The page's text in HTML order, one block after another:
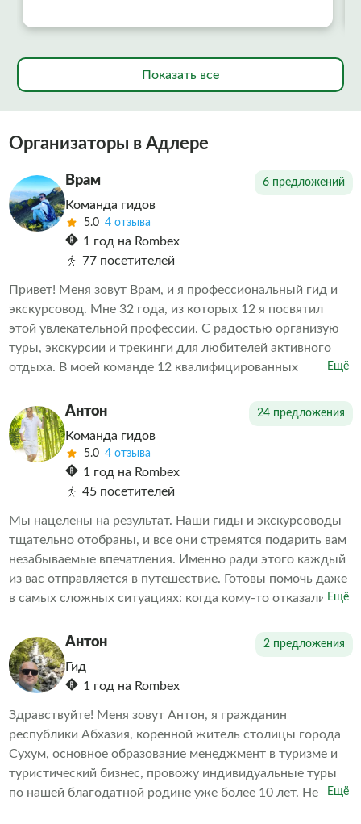
Показать все
Организаторы в Адлере
Врам 6 предложений
Команда гидов
5.0 4 отзыва
1 год на Rombex
77 посетителей
Привет! Меня зовут Врам, и я профессиональный гид и
экскурсовод. Мне 32 года, из которых 12 я посвятил
этой увлекательной профессии. С радостью организую
туры, экскурсии и трекинги для любителей активного
отдыха. В моей команде 12 квалифицированных
профессионал своего дела. Буду рад видеть вас среди
своих клиентов!
Ещё
Антон 24 предложения
Команда гидов
5.0 4 отзыва
1 год на Rombex
45 посетителей
Мы нацелены на результат. Наши гиды и экскурсоводы
тщательно отобраны, и все они стремятся подарить вам
незабываемые впечатления. Именно ради этого каждый
из вас отправляется в путешествие. Готовы помочь даже
в самых сложных ситуациях: когда кому-то отказали в
впечатления от проведенных экскурсий другими
организаторами. Делаем всё возможное, чтобы наши
клиенты остались довольны. А дальше выбор за вами
Ещё
Антон 2 предложения
Гид
1 год на Rombex
Здравствуйте! Меня зовут Антон, я гражданин
республики Абхазия, коренной житель столицы города
Сухум, основное образование менеджмент в туризме и
туристический бизнес, провожу индивидуальные туры
по нашей благодатной родине уже более 10 лет. Не
Ещё